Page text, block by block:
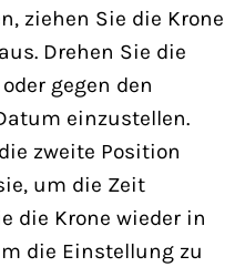
ziehen Sie die Krone
Drehen Sie die
gegen den
einzustellen.
zweite Position
um die Zeit
die Krone wieder in
die Einstellung zu